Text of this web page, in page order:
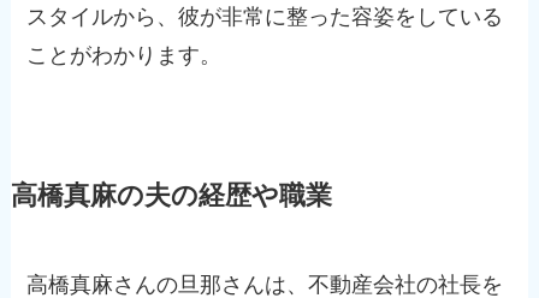
スタイルから、彼が非常に整った容姿をしている
ことがわかります。
高橋真麻の夫の経歴や職業
高橋真麻さんの旦那さんは、不動産会社の社長を